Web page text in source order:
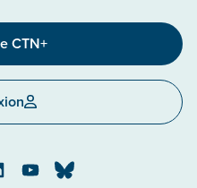
CTN+
YouTubeBluesky